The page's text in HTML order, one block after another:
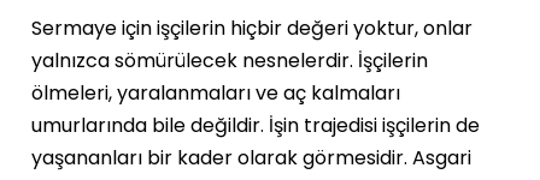
Sermaye için işçilerin hiçbir değeri yoktur, onlar
yalnızca sömürülecek nesnelerdir. İşçilerin
ölmeleri, yaralanmaları ve aç kalmaları
umurlarında bile değildir. İşin trajedisi işçilerin de
yaşananları bir kader olarak görmesidir. Asgari